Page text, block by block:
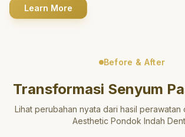
Learn More
Before & After
Transformasi Senyum
Lihat perubahan nyata dari hasil perawatan
Aesthetic Pondok Indah